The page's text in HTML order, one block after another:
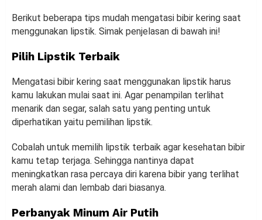
Berikut beberapa tips mudah mengatasi bibir kering saat
menggunakan lipstik. Simak penjelasan di bawah ini!
Pilih Lipstik Terbaik
Mengatasi bibir kering saat menggunakan lipstik harus
kamu lakukan mulai saat ini. Agar penampilan terlihat
menarik dan segar, salah satu yang penting untuk
diperhatikan yaitu pemilihan lipstik.
Cobalah untuk memilih lipstik terbaik agar kesehatan bibir
kamu tetap terjaga. Sehingga nantinya dapat
meningkatkan rasa percaya diri karena bibir yang terlihat
merah alami dan lembab dari biasanya.
Perbanyak Minum Air Putih